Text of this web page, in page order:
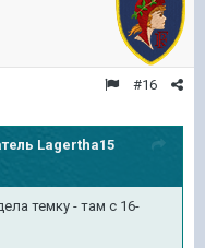
#16
Lagertha15
темку - там с 16-